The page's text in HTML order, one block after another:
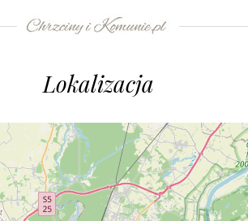
Lokalizacja